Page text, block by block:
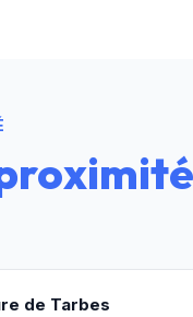
de Tarbes